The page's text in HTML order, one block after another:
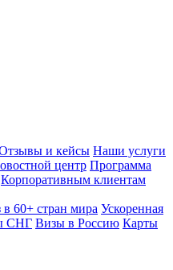
и кейсы Наши услуги
центр Программа
Корпоративным клиентам
60+ стран мира Ускоренная
СНГ Визы в Россию Карты